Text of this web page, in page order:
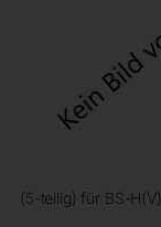
(5-teilig) für BS-H(V)